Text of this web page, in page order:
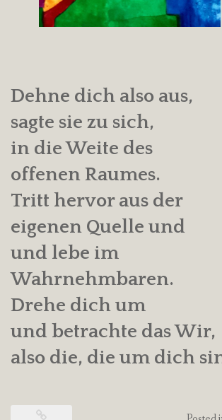
Dehne dich also aus,
sagte sie zu sich,
in die Weite des
offenen Raumes.
Tritt hervor aus der
eigenen Quelle und
und lebe im
Wahrnehmbaren.
Drehe dich um
und betrachte das Wir,
also die, die um dich